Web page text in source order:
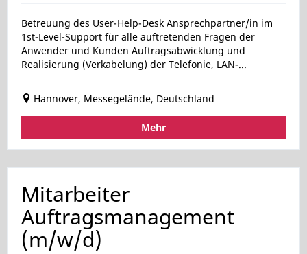
Betreuung des User-Help-Desk Ansprechpartner/in im
1st-Level-Support für alle auftretenden Fragen der
Anwender und Kunden Auftragsabwicklung und
Realisierung (Verkabelung) der Telefonie, LAN-...
Hannover, Messegelände, Deutschland
Mehr
Mitarbeiter
Auftragsmanagement
(m/w/d)